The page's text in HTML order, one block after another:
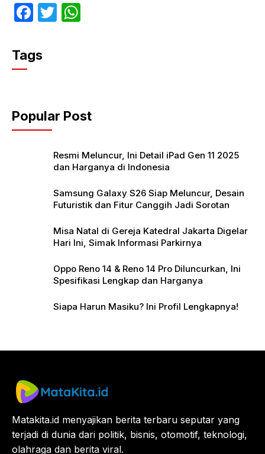
F
c
e
o
o
T
p
p
Tags
Popular Post
Resmi Meluncur, Ini Detail iPad Gen 11 2025
dan Harganya di Indonesia
Samsung Galaxy S26 Siap Meluncur, Desain
Futuristik dan Fitur Canggih Jadi Sorotan
Misa Natal di Gereja Katedral Jakarta Digelar
Hari Ini, Simak Informasi Parkirnya
Oppo Reno 14 & Reno 14 Pro Diluncurkan, Ini
Spesifikasi Lengkap dan Harganya
Siapa Harun Masiku? Ini Profil Lengkapnya!
Matakita.id menyajikan berita terbaru seputar yang
terjadi di dunia dari politik, bisnis, otomotif, teknologi,
olahraga dan berita viral.